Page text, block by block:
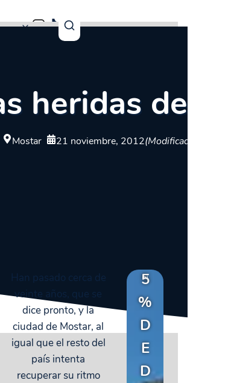
heridas de
Mostar 21 noviembre, 2012(Modificado: 19
Han pasado cerca de
veinte años, que se
dice pronto, y la
ciudad de Mostar, al
igual que el resto del
país intenta
recuperar su ritmo
5
%
D
E
D